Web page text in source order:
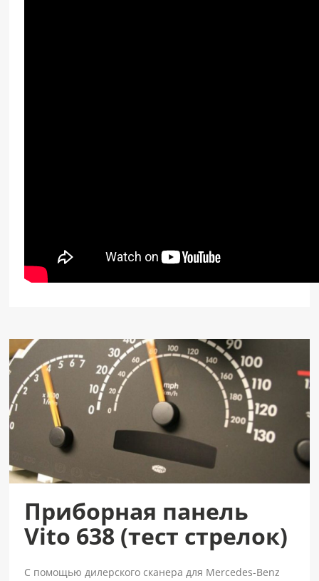
Приборная панель
Vito 638 (тест стрелок)
С помощью дилерского сканера для Mercedes-Benz